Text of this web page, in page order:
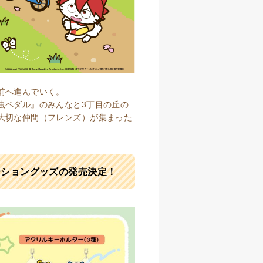
進んでいく。
ペダル』のみんなと3丁目の丘の
な仲間（フレンズ）が集まった
ョングッズの発売決定！